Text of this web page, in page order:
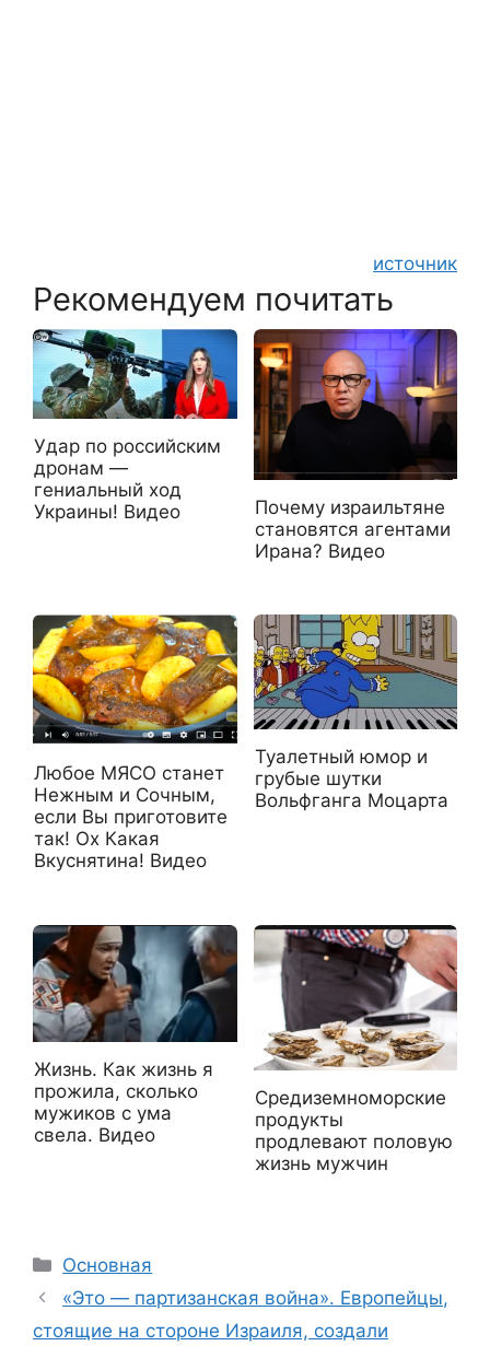
источник
Рекомендуем почитать
Удар по российским
дронам —
гениальный ход
Украины! Видео
Почему израильтяне
становятся агентами
Ирана? Видео
Любое МЯСО станет
Нежным и Сочным,
если Вы приготовите
так! Ох Какая
Вкуснятина! Видео
Туалетный юмор и
грубые шутки
Вольфганга Моцарта
Жизнь. Как жизнь я
прожила, сколько
мужиков с ума
свела. Видео
Средиземноморские
продукты
продлевают половую
жизнь мужчин
Рубрики
Основная
«Это — партизанская война». Европейцы,
стоящие на стороне Израиля, создали